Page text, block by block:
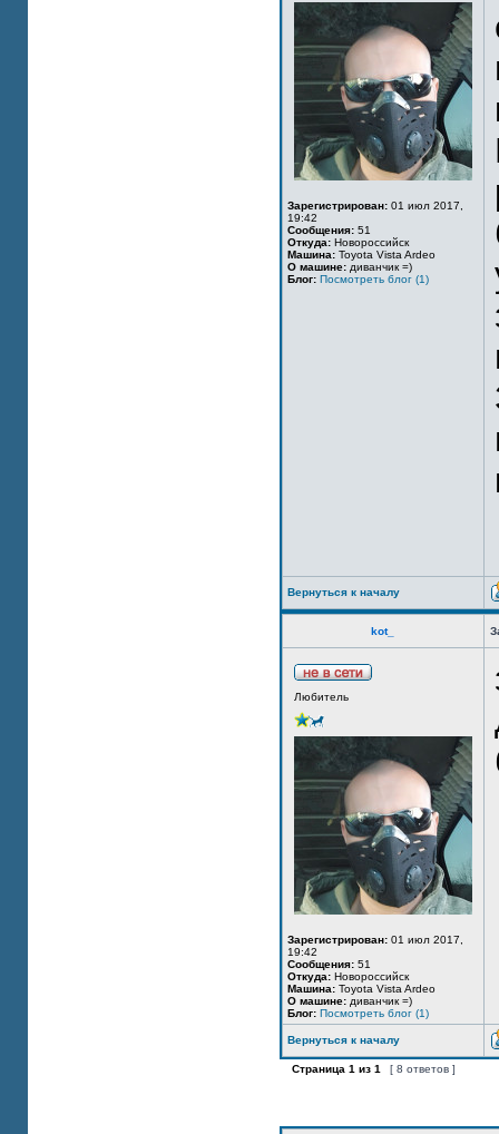
Зарегистрирован: 01 июл 2017,
19:42
Сообщения: 51
Откуда: Новороссийск
Машина: Toyota Vista Ardeo
О машине: диванчик =)
Блог: Посмотреть блог (1)
Вернуться к началу
kot_
Любитель
Зарегистрирован: 01 июл 2017,
19:42
Сообщения: 51
Откуда: Новороссийск
Машина: Toyota Vista Ardeo
О машине: диванчик =)
Блог: Посмотреть блог (1)
Вернуться к началу
Страница 1 из 1 [ 8 ответов ]